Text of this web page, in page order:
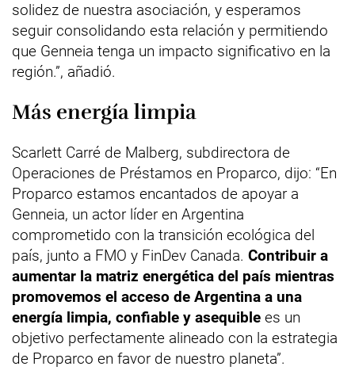
solidez de nuestra asociación, y esperamos
seguir consolidando esta relación y permitiendo
que Genneia tenga un impacto significativo en la
región.”, añadió.
Más energía limpia
Scarlett Carré de Malberg, subdirectora de
Operaciones de Préstamos en Proparco, dijo: “En
Proparco estamos encantados de apoyar a
Genneia, un actor líder en Argentina
comprometido con la transición ecológica del
país, junto a FMO y FinDev Canada. Contribuir a
aumentar la matriz energética del país mientras
promovemos el acceso de Argentina a una
energía limpia, confiable y asequible es un
objetivo perfectamente alineado con la estrategia
de Proparco en favor de nuestro planeta”.